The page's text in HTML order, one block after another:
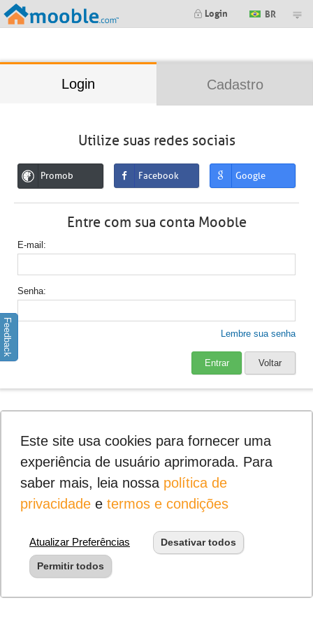
Login BR
Login Cadastro
Utilize suas redes sociais
Promob Facebook Google
Entre com sua conta Mooble
E-mail
Senha
Lembre sua senha
Entrar Voltar
Feedback
Este site usa cookies para fornecer uma
experiência de usuário aprimorada. Para
saber mais, leia nossa política de
privacidadee termos e condições
Atualizar Preferências Desativar todos
Permitir todos